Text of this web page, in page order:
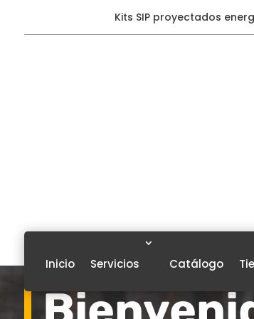
Kits SIP proyectados
Inicio Servicios Catálogo